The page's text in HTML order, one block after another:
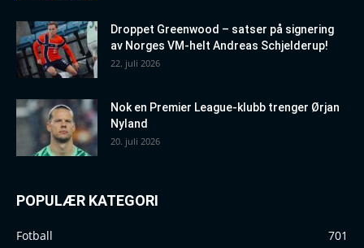
Droppet Greenwood – satser på signering
av Norges VM-helt Andreas Schjelderup!
22. juli 2026
Nok en Premier League-klubb trenger Ørjan
Nyland
20. juli 2026
POPULÆR KATEGORI
Fotball 701